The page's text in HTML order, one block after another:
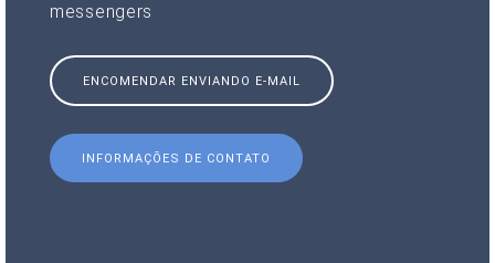
messengers
ENCOMENDAR ENVIANDO E-MAIL
INFORMAÇÕES DE CONTATO